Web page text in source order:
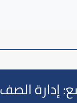
إدارة الصف